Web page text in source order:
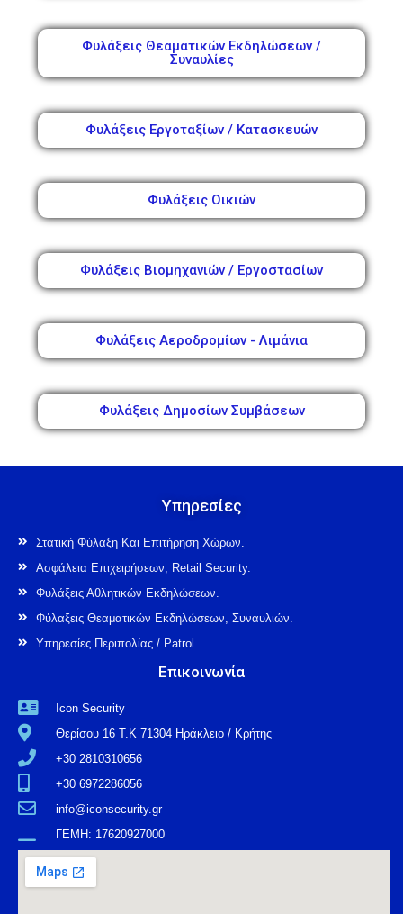
Φυλάξεις Θεαματικών Εκδηλώσεων /
Συναυλίες
Φυλάξεις Εργοταξίων / Κατασκευών
Φυλάξεις Οικιών
Φυλάξεις Βιομηχανιών / Εργοστασίων
Φυλάξεις Αεροδρομίων - Λιμάνια
Φυλάξεις Δημοσίων Συμβάσεων
Υπηρεσίες
Στατική Φύλαξη Και Επιτήρηση Χώρων.
Ασφάλεια Επιχειρήσεων, Retail Security.
Φυλάξεις Αθλητικών Εκδηλώσεων.
Φύλαξεις Θεαματικών Εκδηλώσεων, Συναυλιών.
Υπηρεσίες Περιπολίας / Patrol.
Επικοινωνία
Icon Security
Θερίσου 16 Τ.Κ 71304 Ηράκλειο / Κρήτης
+30 2810310656
+30 6972286056
info@iconsecurity.gr
ΓΕΜΗ: 17620927000